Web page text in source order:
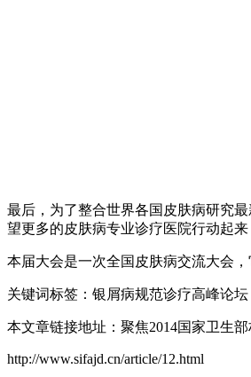
最后，为了整合世界各国皮肤病研究
望更多的皮肤病专业诊疗医院行动起
本届大会是一次全国皮肤病交流大会
关键词标签：银屑病规范诊疗高峰论坛
本文章链接地址：聚焦2014国家卫生
http://www.sifajd.cn/article/12.html